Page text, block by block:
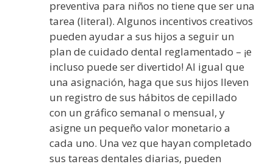
preventiva para niños no tiene que ser una
tarea (literal). Algunos incentivos creativos
pueden ayudar a sus hijos a seguir un
plan de cuidado dental reglamentado – ¡e
incluso puede ser divertido! Al igual que
una asignación, haga que sus hijos lleven
un registro de sus hábitos de cepillado
con un gráfico semanal o mensual, y
asigne un pequeño valor monetario a
cada uno. Una vez que hayan completado
sus tareas dentales diarias, pueden